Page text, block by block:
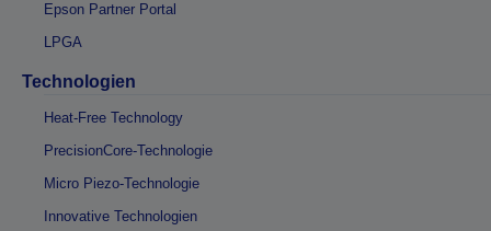
Epson Partner Portal
LPGA
Technologien
Heat-Free Technology
PrecisionCore-Technologie
Micro Piezo-Technologie
Innovative Technologien